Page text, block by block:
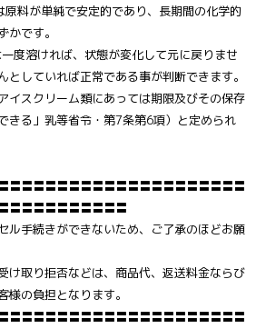
料が単純で安定的であり、長期間の化学的
かです。
度溶ければ、状態が変化して元に戻りませ
としていれば正常である事が判断できます。
イスクリーム類にあっては期限及びその保存
きる」乳等省令・第7条第6項）と定められ
〓〓〓〓〓〓〓〓〓〓〓〓〓〓〓〓〓〓〓〓
〓〓〓〓〓〓〓〓〓〓
ル手続きができないため、ご了承のほどお願
け取り拒否などは、商品代、返送料金ならび
様の負担となります。
〓〓〓〓〓〓〓〓〓〓〓〓〓〓〓〓〓〓〓〓